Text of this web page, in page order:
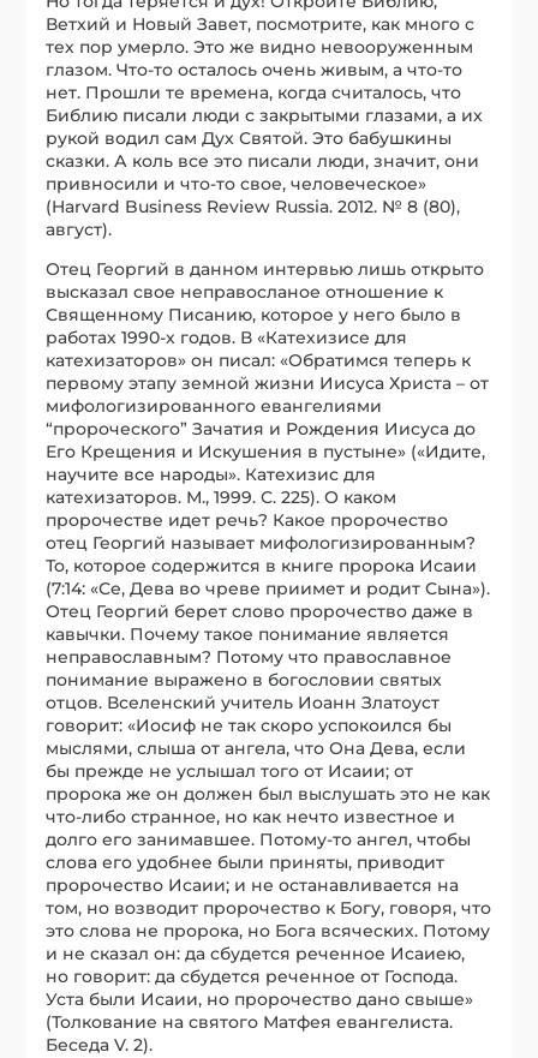
Ветхий и Новый Завет, посмотрите, как много с
тех пор умерло. Это же видно невооруженным
глазом. Что-то осталось очень живым, а что-то
нет. Прошли те времена, когда считалось, что
Библию писали люди с закрытыми глазами, а их
рукой водил сам Дух Святой. Это бабушкины
сказки. А коль все это писали люди, значит, они
привносили и что-то свое, человеческое»
(Harvard Business Review Russia. 2012. № 8 (80),
август).
Отец Георгий в данном интервью лишь открыто
высказал свое неправосланое отношение к
Священному Писанию, которое у него было в
работах 1990-х годов. В «Катехизисе для
катехизаторов» он писал: «Обратимся теперь к
первому этапу земной жизни Иисуса Христа – от
мифологизированного евангелиями
“пророческого” Зачатия и Рождения Иисуса до
Его Крещения и Искушения в пустыне» («Идите,
научите все народы». Катехизис для
катехизаторов. М., 1999. С. 225). О каком
пророчестве идет речь? Какое пророчество
отец Георгий называет мифологизированным?
То, которое содержится в книге пророка Исаии
(7:14: «Се, Дева во чреве приимет и родит Сына»).
Отец Георгий берет слово пророчество даже в
кавычки. Почему такое понимание является
неправославным? Потому что православное
понимание выражено в богословии святых
отцов. Вселенский учитель Иоанн Златоуст
говорит: «Иосиф не так скоро успокоился бы
мыслями, слыша от ангела, что Она Дева, если
бы прежде не услышал того от Исаии; от
пророка же он должен был выслушать это не как
что-либо странное, но как нечто известное и
долго его занимавшее. Потому-то ангел, чтобы
слова его удобнее были приняты, приводит
пророчество Исаии; и не останавливается на
том, но возводит пророчество к Богу, говоря, что
это слова не пророка, но Бога всяческих. Потому
и не сказал он: да сбудется реченное Исаиею,
но говорит: да сбудется реченное от Господа.
Уста были Исаии, но пророчество дано свыше»
(Толкование на святого Матфея евангелиста.
Беседа V. 2).